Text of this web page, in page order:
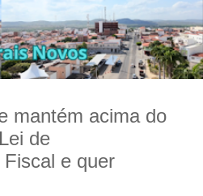
mantém acima do
de
Fiscal e quer